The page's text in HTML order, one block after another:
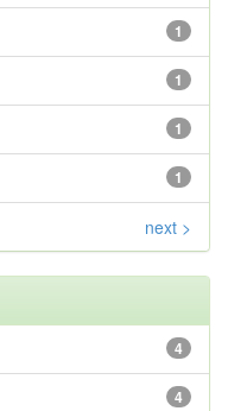
1
1
1
1
next >
4
4